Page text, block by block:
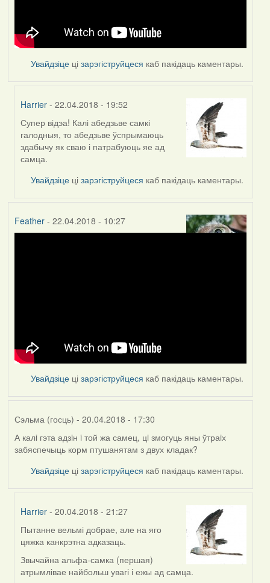
Увайдзіце цізарэгіструйцеся каб пакідаць каментары.
Harrier - 22.04.2018 - 19:52
In
reply
to
by
Feather
Супер відэа! Калі абедзьве самкі
галодныя, то абедзьве ўспрымаюць
здабычу як сваю і патрабуюць яе ад
самца.
Увайдзіце цізарэгіструйцеся каб пакідаць каментары.
Feather- 22.04.2018 - 10:27
Увайдзіце цізарэгіструйцеся каб пакідаць каментары.
Сэльма (госць) - 20.04.2018 - 17:30
А калi гэта адзiн i той жа самец, цi змогуць яны ўтраiх
забяспечыць корм птушанятам з двух кладак?
Увайдзіце цізарэгіструйцеся каб пакідаць каментары.
Harrier - 20.04.2018 - 21:27
In
reply
to
by
Пытанне вельмі добрае, але на яго
цяжка канкрэтна адказаць.
Звычайна альфа-самка (першая)
атрымлівае найбольш увагі і ежы ад самца.